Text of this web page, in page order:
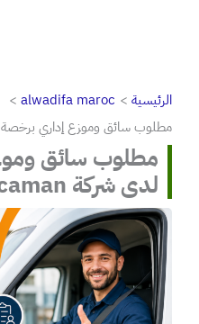
الرئيسية
alwadifa maroc
مطلوب سائق وموزع إداري برخصة b لدى شركة global mecaman
لدى شركة global mecaman